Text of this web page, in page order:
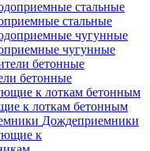
стальные
чугунные
бетонные
к лоткам бетонным
Дождеприемники